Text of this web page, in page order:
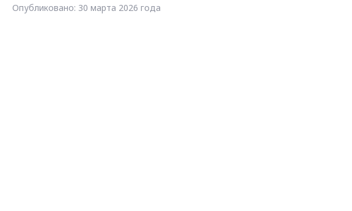
Опубликовано: 30 марта 2026 года